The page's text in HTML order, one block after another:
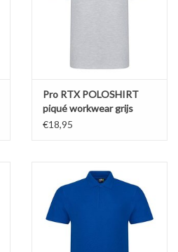
Pro RTX POLOSHIRT
piqué workwear grijs
€18,95